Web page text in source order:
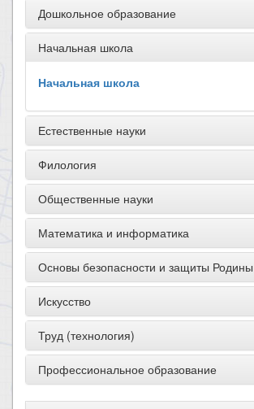
Дошкольное образование
Начальная школа
Начальная школа
Естественные науки
Филология
Общественные науки
Математика и информатика
Основы безопасности и защиты Родины
Искусство
Труд (технология)
Профессиональное образование